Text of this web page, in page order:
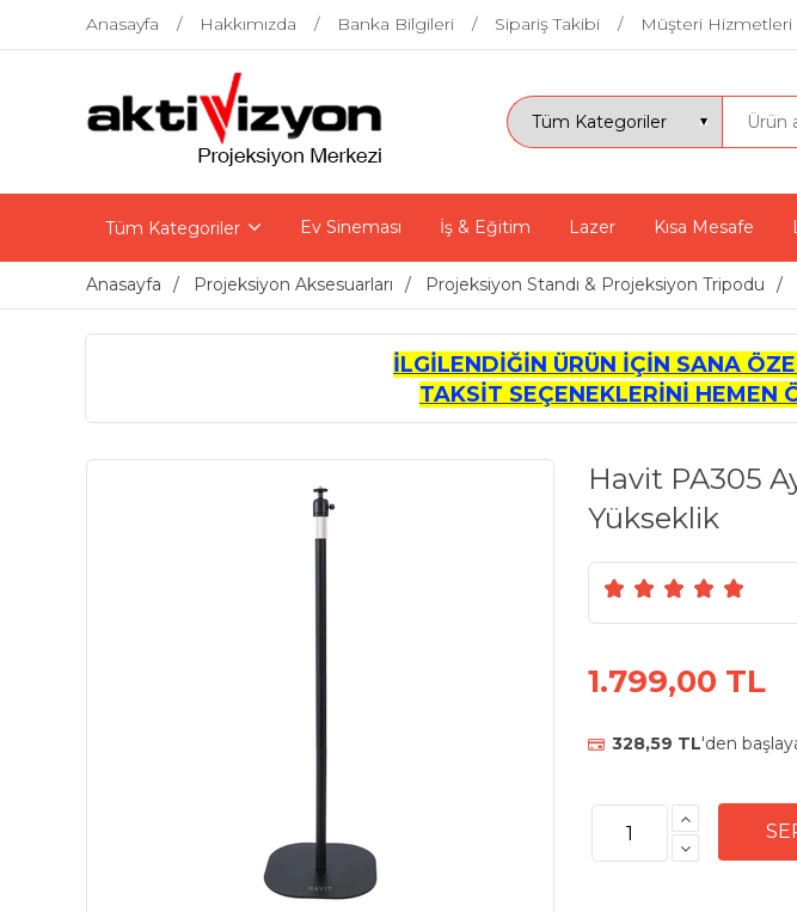
Anasayfa Hakkımızda Banka Bilgileri Sipariş Takibi Müşteri Hizmetleri
Tüm Kategoriler Ev Sineması İş & Eğitim Lazer Kısa Mesafe
Anasayfa Projeksiyon Aksesuarları Projeksiyon Standı & Projeksiyon Tripodu
İLGİLENDİĞİN ÜRÜN İÇİN SANA
TAKSİT SEÇENEKLERİNİ HEMEN
Havit PA305
Yükseklik
1.799,00 TL
328,59 TL'den